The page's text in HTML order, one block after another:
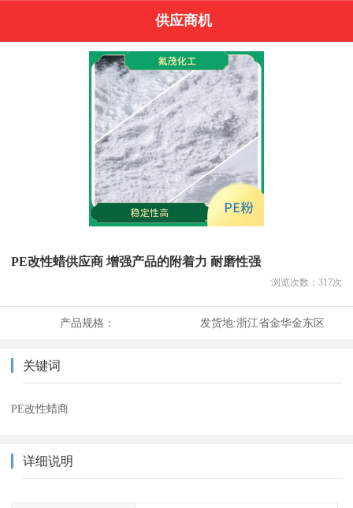
供应商机
PE改性蜡供应商 增强产品的附着力 耐磨性强
浏览次数： 317次
产品规格： 发货地:浙江省金华金东区
关键词
PE改性蜡商
详细说明